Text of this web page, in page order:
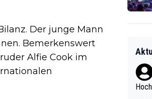
Der junge Mann
Bemerkenswert
Alfie Cook im